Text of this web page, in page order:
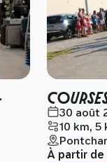
30 août
10 km, 5
À partir de